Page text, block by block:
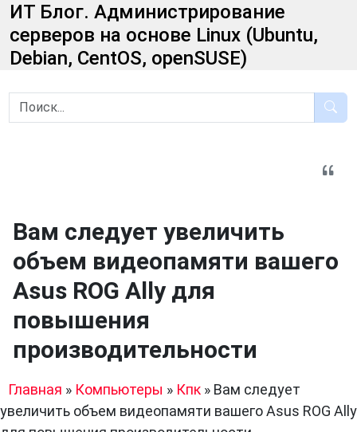
ИТ Блог. Администрирование
серверов на основе Linux (Ubuntu,
Debian, CentOS, openSUSE)
Вам следует увеличить
объем видеопамяти вашего
Asus ROG Ally для
повышения
производительности
Главная » Компьютеры » Кпк » Вам следует
увеличить объем видеопамяти вашего Asus ROG Ally